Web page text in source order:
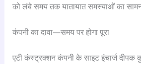
को लंबे समय तक यातायात समस्याओं का
कंपनी का दावा—समय पर होगा पूरा
एटी कंस्ट्रक्शन कंपनी के साइट इंचार्ज दीपक